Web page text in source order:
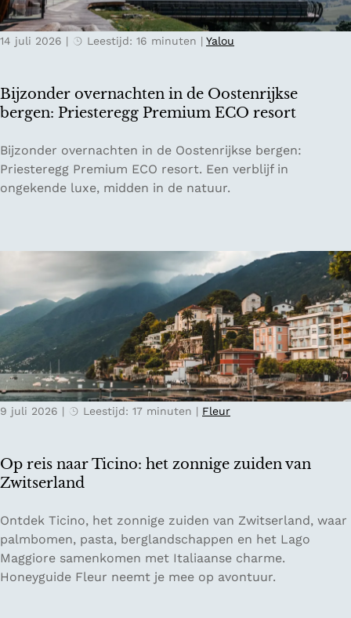
r
t
t
a
r
d
b
e
r
u
r
i
s
d
d
l
l
k
v
o
r
e
o
n
Bijzonder overnachten in de Oostenrijkse
bergen: Priesteregg Premium ECO resort
14 juli 2026 | Leestijd: 16 minuten | Yalou
B
i
j
o
v
e
r
n
a
t
e
i
n
d
e
Bijzonder overnachten in de Oostenrijkse bergen:
Priesteregg Premium ECO resort. Een verblijf in
ongekende luxe, midden in de natuur.
Op reis naar Ticino: het zonnige zuiden van
Zwitserland
9 juli 2026 | Leestijd: 17 minuten | Fleur
O
p
r
e
Ontdek Ticino, het zonnige zuiden van Zwitserland, waar
palmbomen, pasta, berglandschappen en het Lago
Maggiore samenkomen met Italiaanse charme.
Honeyguide Fleur neemt je mee op avontuur.